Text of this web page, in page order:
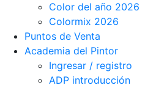
Color del año 2026
Colormix 2026
Puntos de Venta
Academia del Pintor
Ingresar / registro
ADP introducción